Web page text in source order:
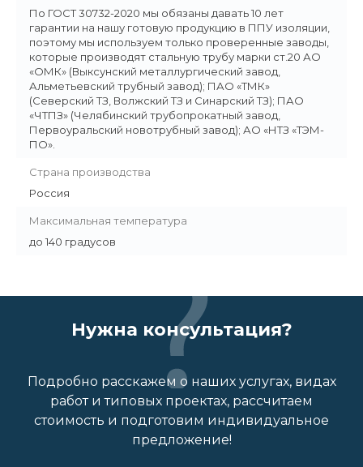
По ГОСТ 30732-2020 мы обязаны давать 10 лет
гарантии на нашу готовую продукцию в ППУ изоляции,
поэтому мы используем только проверенные заводы,
которые производят стальную трубу марки ст.20 АО
«ОМК» (Выксунский металлургический завод,
Альметьевский трубный завод); ПАО «ТМК»
(Северский ТЗ, Волжский ТЗ и Синарский ТЗ); ПАО
«ЧТПЗ» (Челябинский трубопрокатный завод,
Первоуральский новотрубный завод); АО «НТЗ «ТЭМ-
ПО».
Страна производства
Россия
Максимальная температура
до 140 градусов
Нужна консультация?
Подробно расскажем о наших услугах, видах
работ и типовых проектах, рассчитаем
стоимость и подготовим индивидуальное
предложение!